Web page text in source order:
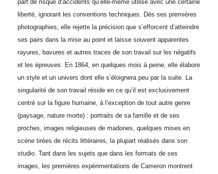
part de risque d’accidents qu’elle-même utilise avec une certaine
liberté, ignorant les conventions techniques. Dès ses premières
photographies, elle rejette la précision que s’efforcent d’atteindre
ses pairs dans la mise au point et laisse souvent apparentes
rayures, bavures et autres traces de son travail sur les négatifs
et les épreuves. En 1864, en quelques mois à peine, elle élabore
un style et un univers dont elle s’éloignera peu par la suite. La
singularité de son travail réside en ce qu’il est exclusivement
centré sur la figure humaine, à l’exception de tout autre genre
(paysage, nature morte) : portraits de sa famille et de ses
proches, images religieuses de madones, quelques mises en
scène tirées de récits littéraires, la plupart réalisés dans son
studio. Tant dans les sujets que dans les formats de ses
images, les premières expérimentations de Cameron montrent